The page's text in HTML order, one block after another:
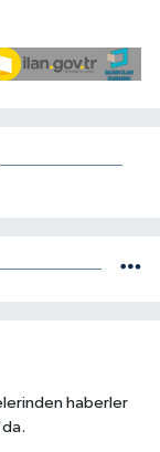
haberler